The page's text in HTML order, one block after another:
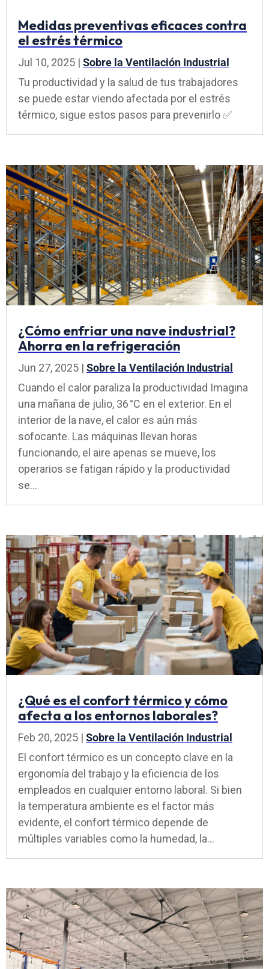
Medidas preventivas eficaces contra
el estrés térmico
Jul 10, 2025 | Sobre la Ventilación Industrial
Tu productividad y la salud de tus trabajadores
se puede estar viendo afectada por el estrés
térmico, sigue estos pasos para prevenirlo ✅
¿Cómo enfriar una nave industrial?
Ahorra en la refrigeración
Jun 27, 2025 | Sobre la Ventilación Industrial
Cuando el calor paraliza la productividad Imagina
una mañana de julio, 36 °C en el exterior. En el
interior de la nave, el calor es aún más
sofocante. Las máquinas llevan horas
funcionando, el aire apenas se mueve, los
operarios se fatigan rápido y la productividad
se...
¿Qué es el confort térmico y cómo
afecta a los entornos laborales?
Feb 20, 2025 | Sobre la Ventilación Industrial
El confort térmico es un concepto clave en la
ergonomía del trabajo y la eficiencia de los
empleados en cualquier entorno laboral. Si bien
la temperatura ambiente es el factor más
evidente, el confort térmico depende de
múltiples variables como la humedad, la...